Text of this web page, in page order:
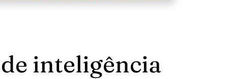
inteligência